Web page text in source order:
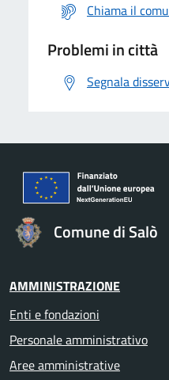
Chiama il
Problemi in città
Segnala
Comune di Salò
AMMINISTRAZIONE
Enti e fondazioni
Personale amministrativo
Aree amministrative